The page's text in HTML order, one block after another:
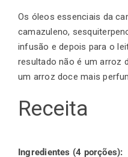
Os óleos essenciais da
camazuleno,
infusão e depois para o
resultado não é um arroz
um arroz doce mais
Receita
Ingredientes (4 porções):